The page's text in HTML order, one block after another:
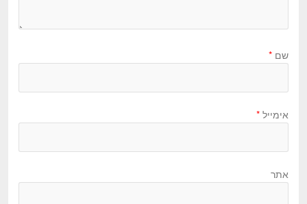
שם *
אימייל *
אתר